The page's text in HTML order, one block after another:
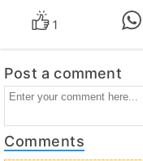
1
Post a comment
Comments